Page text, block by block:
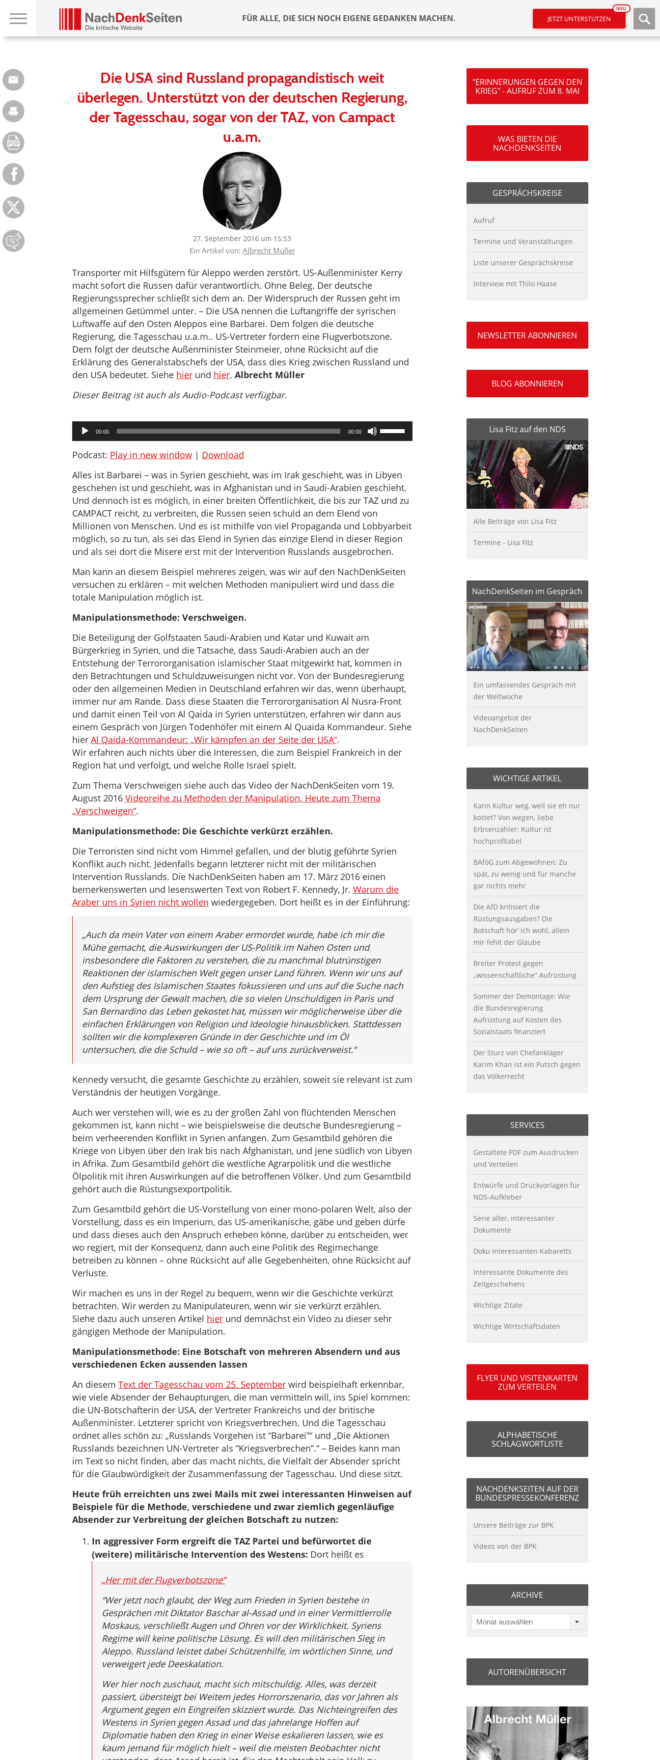
FÜR ALLE, DIE SICH NOCH EIGENE GEDANKEN MACHEN. JETZT UNTERSTÜTZEN
NEU
Die USA sind Russland propagandistisch weit
überlegen. Unterstützt von der deutschen Regierung,
der Tagesschau, sogar von der TAZ, von Campact
u.a.m.
27. September 2016 um 15:53
Ein Artikel von: Albrecht Müller
Transporter mit Hilfsgütern für Aleppo werden zerstört. US-Außenminister Kerry
macht sofort die Russen dafür verantwortlich. Ohne Beleg. Der deutsche
Regierungssprecher schließt sich dem an. Der Widerspruch der Russen geht im
allgemeinen Getümmel unter. – Die USA nennen die Luftangriffe der syrischen
Luftwaffe auf den Osten Aleppos eine Barbarei. Dem folgen die deutsche
Regierung, die Tagesschau u.a.m.. US-Vertreter fordern eine Flugverbotszone.
Dem folgt der deutsche Außenminister Steinmeier, ohne Rücksicht auf die
Erklärung des Generalstabschefs der USA, dass dies Krieg zwischen Russland und
den USA bedeutet. Siehe hierund hier. Albrecht Müller
Dieser Beitrag ist auch als Audio-Podcast verfügbar.
Audio-
Player
00:00 00:00
Pfeiltasten
Hoch/Runter
die
Lautstärke
zu
Podcast: Play in new window| Download
Alles ist Barbarei – was in Syrien geschieht, was im Irak geschieht, was in Libyen
geschehen ist und geschieht, was in Afghanistan und in Saudi-Arabien geschieht.
Und dennoch ist es möglich, in einer breiten Öffentlichkeit, die bis zur TAZ und zu
CAMPACT reicht, zu verbreiten, die Russen seien schuld an dem Elend von
Millionen von Menschen. Und es ist mithilfe von viel Propaganda und Lobbyarbeit
möglich, so zu tun, als sei das Elend in Syrien das einzige Elend in dieser Region
und als sei dort die Misere erst mit der Intervention Russlands ausgebrochen.
Man kann an diesem Beispiel mehreres zeigen, was wir auf den NachDenkSeiten
versuchen zu erklären – mit welchen Methoden manipuliert wird und dass die
totale Manipulation möglich ist.
Manipulationsmethode: Verschweigen.
Die Beteiligung der Golfstaaten Saudi-Arabien und Katar und Kuwait am
Bürgerkrieg in Syrien, und die Tatsache, dass Saudi-Arabien auch an der
Entstehung der Terrororganisation islamischer Staat mitgewirkt hat, kommen in
den Betrachtungen und Schuldzuweisungen nicht vor. Von der Bundesregierung
oder den allgemeinen Medien in Deutschland erfahren wir das, wenn überhaupt,
immer nur am Rande. Dass diese Staaten die Terrororganisation Al Nusra-Front
und damit einen Teil von Al Qaida in Syrien unterstützen, erfahren wir dann aus
einem Gespräch von Jürgen Todenhöfer mit einem Al Quaida Kommandeur. Siehe
hier Al Qaida-Kommandeur: „Wir kämpfen an der Seite der USA“.
Wir erfahren auch nichts über die Interessen, die zum Beispiel Frankreich in der
Region hat und verfolgt, und welche Rolle Israel spielt.
Zum Thema Verschweigen siehe auch das Video der NachDenkSeiten vom 19.
August 2016 Videoreihe zu Methoden der Manipulation. Heute zum Thema
„Verschweigen“.
Manipulationsmethode: Die Geschichte verkürzt erzählen.
Die Terroristen sind nicht vom Himmel gefallen, und der blutig geführte Syrien
Konflikt auch nicht. Jedenfalls begann letzterer nicht mit der militärischen
Intervention Russlands. Die NachDenkSeiten haben am 17. März 2016 einen
bemerkenswerten und lesenswerten Text von Robert F. Kennedy, Jr. Warum die
Araber uns in Syrien nicht wollen wiedergegeben. Dort heißt es in der Einführung:
„Auch da mein Vater von einem Araber ermordet wurde, habe ich mir die
Mühe gemacht, die Auswirkungen der US-Politik im Nahen Osten und
insbesondere die Faktoren zu verstehen, die zu manchmal blutrünstigen
Reaktionen der islamischen Welt gegen unser Land führen. Wenn wir uns auf
den Aufstieg des Islamischen Staates fokussieren und uns auf die Suche nach
dem Ursprung der Gewalt machen, die so vielen Unschuldigen in Paris und
San Bernardino das Leben gekostet hat, müssen wir möglicherweise über die
einfachen Erklärungen von Religion und Ideologie hinausblicken. Stattdessen
sollten wir die komplexeren Gründe in der Geschichte und im Öl
untersuchen, die die Schuld – wie so oft – auf uns zurückverweist.“
Kennedy versucht, die gesamte Geschichte zu erzählen, soweit sie relevant ist zum
Verständnis der heutigen Vorgänge.
Auch wer verstehen will, wie es zu der großen Zahl von flüchtenden Menschen
gekommen ist, kann nicht – wie beispielsweise die deutsche Bundesregierung –
beim verheerenden Konflikt in Syrien anfangen. Zum Gesamtbild gehören die
Kriege von Libyen über den Irak bis nach Afghanistan, und jene südlich von Libyen
in Afrika. Zum Gesamtbild gehört die westliche Agrarpolitik und die westliche
Ölpolitik mit ihren Auswirkungen auf die betroffenen Völker. Und zum Gesamtbild
gehört auch die Rüstungsexportpolitik.
Zum Gesamtbild gehört die US-Vorstellung von einer mono-polaren Welt, also der
Vorstellung, dass es ein Imperium, das US-amerikanische, gäbe und geben dürfe
und dass dieses auch den Anspruch erheben könne, darüber zu entscheiden, wer
wo regiert, mit der Konsequenz, dann auch eine Politik des Regimechange
betreiben zu können – ohne Rücksicht auf alle Gegebenheiten, ohne Rücksicht auf
Verluste.
Wir machen es uns in der Regel zu bequem, wenn wir die Geschichte verkürzt
betrachten. Wir werden zu Manipulateuren, wenn wir sie verkürzt erzählen.
Siehe dazu auch unseren Artikel hierund demnächst ein Video zu dieser sehr
gängigen Methode der Manipulation.
Manipulationsmethode: Eine Botschaft von mehreren Absendern und aus
verschiedenen Ecken aussenden lassen
An diesem Text der Tagesschau vom 25. Septemberwird beispielhaft erkennbar,
wie viele Absender der Behauptungen, die man vermitteln will, ins Spiel kommen:
die UN-Botschafterin der USA, der Vertreter Frankreichs und der britische
Außenminister. Letzterer spricht von Kriegsverbrechen. Und die Tagesschau
ordnet alles schön zu: „Russlands Vorgehen ist “Barbarei”“ und „Die Aktionen
Russlands bezeichnen UN-Vertreter als “Kriegsverbrechen”.“ – Beides kann man
im Text so nicht finden, aber das macht nichts, die Vielfalt der Absender spricht
für die Glaubwürdigkeit der Zusammenfassung der Tagesschau. Und diese sitzt.
Heute früh erreichten uns zwei Mails mit zwei interessanten Hinweisen auf
Beispiele für die Methode, verschiedene und zwar ziemlich gegenläufige
Absender zur Verbreitung der gleichen Botschaft zu nutzen:
In aggressiver Form ergreift die TAZ Partei und befürwortet die
(weitere) militärische Intervention des Westens: Dort heißt es
„Her mit der Flugverbotszone“
“Wer jetzt noch glaubt, der Weg zum Frieden in Syrien bestehe in
Gesprächen mit Diktator Baschar al-Assad und in einer Vermittlerrolle
Moskaus, verschließt Augen und Ohren vor der Wirklichkeit. Syriens
Regime will keine politische Lösung. Es will den militärischen Sieg in
Aleppo. Russland leistet dabei Schützenhilfe, im wörtlichen Sinne, und
verweigert jede Deeskalation.
Wer hier noch zuschaut, macht sich mitschuldig. Alles, was derzeit
passiert, übersteigt bei Weitem jedes Horrorszenario, das vor Jahren als
Argument gegen ein Eingreifen skizziert wurde. Das Nichteingreifen des
Westens in Syrien gegen Assad und das jahrelange Hoffen auf
Diplomatie haben den Krieg in einer Weise eskalieren lassen, wie es
kaum jemand für möglich hielt – weil die meisten Beobachter nicht
"ERINNERUNGEN GEGEN DEN
KRIEG" - AUFRUF ZUM 8. MAI
WAS BIETEN DIE
NACHDENKSEITEN
GESPRÄCHSKREISE
Aufruf
Termine und Veranstaltungen
Liste unserer Gesprächskreise
Interview mit Thilo Haase
NEWSLETTER ABONNIEREN
BLOG ABONNIEREN
Lisa Fitz auf den NDS
Alle Beiträge von Lisa Fitz
Termine - Lisa Fitz
NachDenkSeiten im Gespräch
Ein umfassendes Gespräch mit
der Weltwoche
Videoangebot der
NachDenkSeiten
WICHTIGE ARTIKEL
Kann Kultur weg, weil sie eh nur
kostet? Von wegen, liebe
Erbsenzähler: Kultur ist
hochprofitabel
BAföG zum Abgewöhnen: Zu
spät, zu wenig und für manche
gar nichts mehr
Die AfD kritisiert die
Rüstungsausgaben? Die
Botschaft hör’ ich wohl, allein
mir fehlt der Glaube
Breiter Protest gegen
„wissenschaftliche“ Aufrüstung
Sommer der Demontage: Wie
die Bundesregierung
Aufrüstung auf Kosten des
Sozialstaats finanziert
Der Sturz von Chefankläger
Karim Khan ist ein Putsch gegen
das Völkerrecht
SERVICES
Gestaltete PDF zum Ausdrucken
und Verteilen
Entwürfe und Druckvorlagen für
NDS-Aufkleber
Serie alter, interessanter
Dokumente
Doku interessanten Kabaretts
Interessante Dokumente des
Zeitgeschehens
Wichtige Zitate
Wichtige Wirtschaftsdaten
FLYER UND VISITENKARTEN
ZUM VERTEILEN
ALPHABETISCHE
SCHLAGWORTLISTE
NACHDENKSEITEN AUF DER
BUNDESPRESSEKONFERENZ
Unsere Beiträge zur BPK
Videos von der BPK
ARCHIVE
Monat auswählen
AUTORENÜBERSICHT